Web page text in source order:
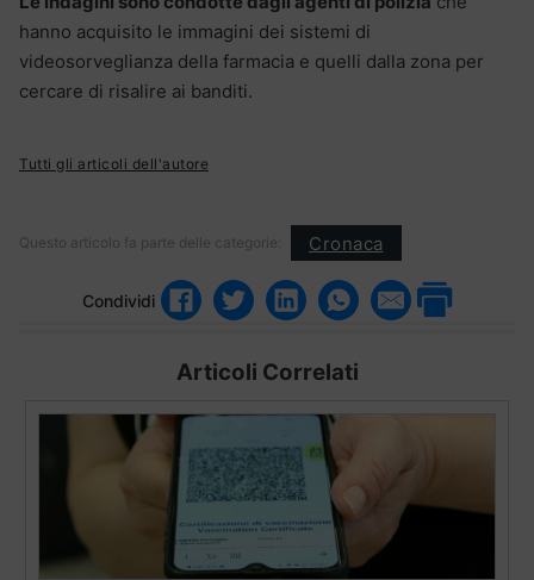
hanno acquisito le immagini dei sistemi di
videosorveglianza della farmacia e quelli dalla zona per
cercare di risalire ai banditi.
Tutti gli articoli dell'autore
Questo articolo fa parte delle categorie: Cronaca
Condividi
Articoli Correlati